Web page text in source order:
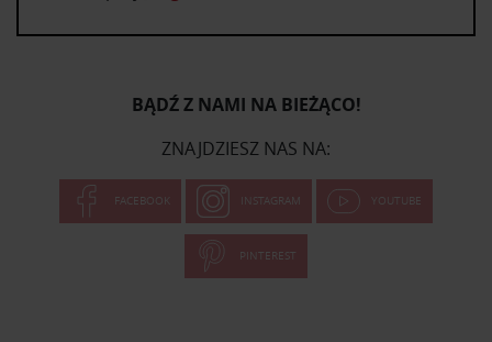
BĄDŹ Z NAMI NA BIEŻĄCO!
ZNAJDZIESZ NAS NA:
FACEBOOK INSTAGRAM YOUTUBE
PINTEREST